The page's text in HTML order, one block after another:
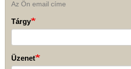
Az Ön email címe
Tárgy
Üzenet